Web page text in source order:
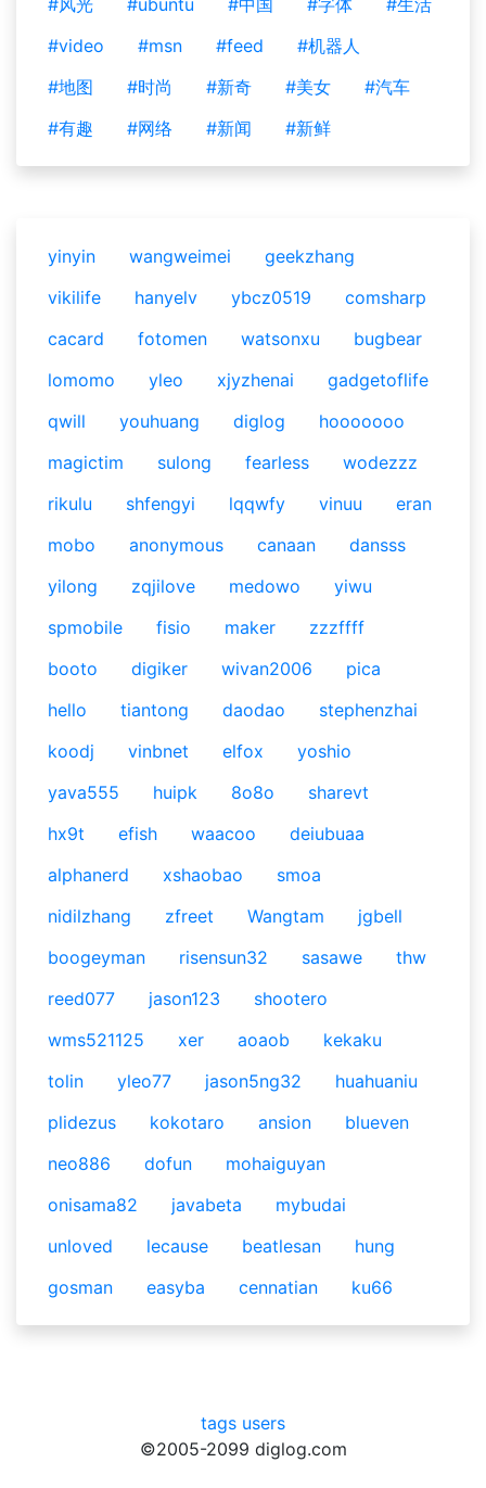
#风光
#ubuntu #中国 #字体
#生活
#video
#msn #feed
#机器人
#地图
#时尚 #新奇 #美女
#汽车
#有趣
#网络 #新闻 #新鲜
yinyin wangweimei
geekzhang
vikilife
hanyelv ybcz0519
comsharp
cacard
fotomen watsonxu
bugbear
lomomo
yleo xjyzhenai
gadgetoflife
qwill
youhuang diglog
hooooooo
magictim
sulong fearless
wodezzz
rikulu
shfengyi lqqwfy vinuu
eran
mobo
anonymous canaan
dansss
yilong
zqjilove medowo
yiwu
spmobile
fisio maker
zzzffff
booto
digiker wivan2006
pica
hello
tiantong daodao
stephenzhai
koodj
vinbnet elfox
yoshio
yava555
huipk 8o8o
sharevt
hx9t
efish waacoo
deiubuaa
alphanerd
xshaobao
smoa
nidilzhang
zfreet Wangtam
jgbell
boogeyman
risensun32 sasawe
thw
reed077
jason123
shootero
wms521125
xer aoaob
kekaku
tolin
yleo77 jason5ng32
huahuaniu
plidezus
kokotaro ansion
blueven
neo886
dofun
mohaiguyan
onisama82
javabeta
mybudai
unloved
lecause beatlesan
hung
gosman
easyba cennatian ku66
tags users
©2005-2099 diglog.com